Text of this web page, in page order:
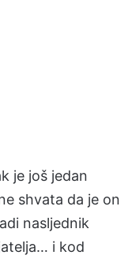
je još jedan
shvata da je on
nasljednik
i kod